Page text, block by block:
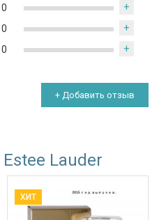
0 +
0 +
0 +
+ Добавить отзыв
Estee Lauder
ХИТ